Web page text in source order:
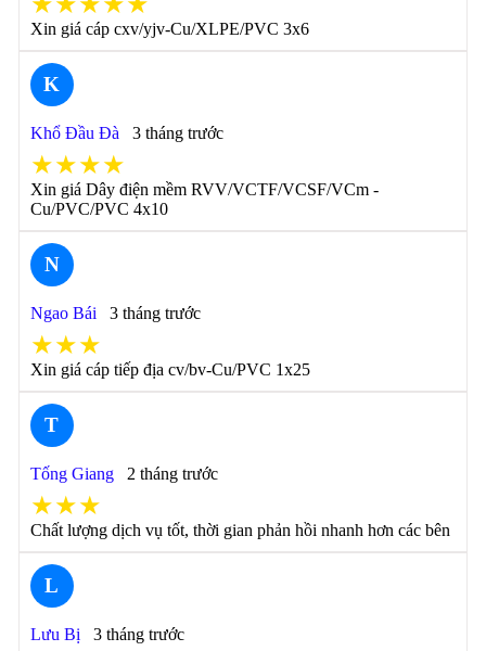
Xin giá cáp cxv/yjv-Cu/XLPE/PVC 3x6
K
Khổ Đầu Đà 3 tháng trước
★★★★
Xin giá Dây điện mềm RVV/VCTF/VCSF/VCm -
Cu/PVC/PVC 4x10
N
Ngao Bái 3 tháng trước
★★★
Xin giá cáp tiếp địa cv/bv-Cu/PVC 1x25
T
Tống Giang 2 tháng trước
★★★
Chất lượng dịch vụ tốt, thời gian phản hồi nhanh hơn các bên
L
Lưu Bị 3 tháng trước